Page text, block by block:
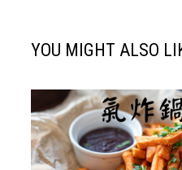
YOU MIGHT ALSO